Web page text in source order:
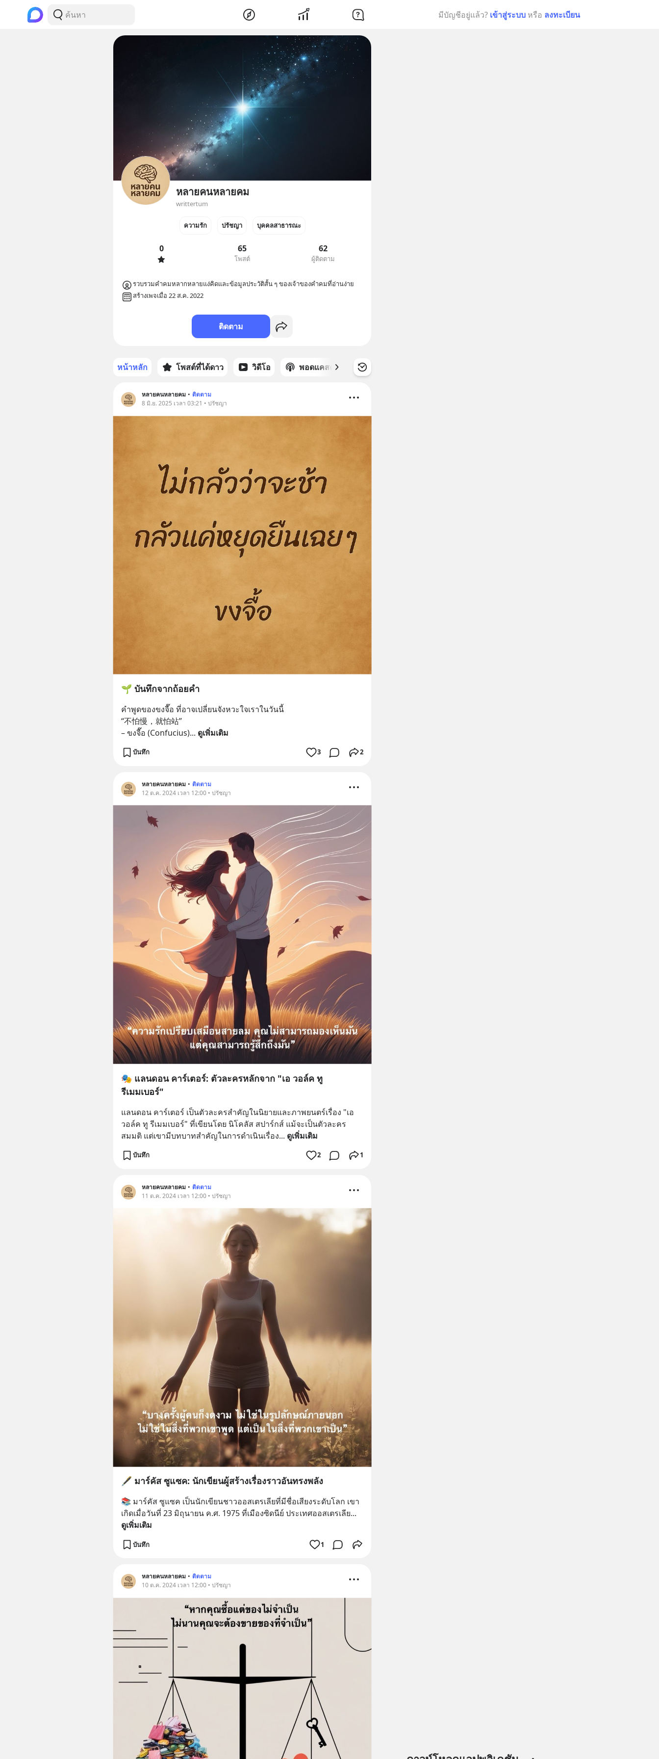
มีบัญชีอยู่แล้ว? เข้าสู่ระบบ หรือ ลงทะเบียน
หลายคนหลายคม
writtertum
ความรัก ปรัชญา บุคคลสาธารณะ
0 65
โพสต์
62
ผู้ติดตาม
รวบรวมคำคมหลากหลายแง่คิดและข้อมูลประวัติสั้น ๆ ของเจ้าของคำคมที่อ่านง่าย
สร้างเพจเมื่อ 22 ส.ค. 2022
ติดตาม
หน้าหลัก โพสต์ที่ได้ดาว วิดีโอ พอดแคสต์ ซีรีส์
หลายคนหลายคม • ติดตาม
8 มิ.ย. 2025 เวลา 03:21 • ปรัชญา
🌱 บันทึกจากถ้อยคำ
คำพูดของขงจื๊อ ที่อาจเปลี่ยนจังหวะใจเราในวันนี้
“不怕慢，就怕站”
– ขงจื๊อ (Confucius)... ดูเพิ่มเติม
บันทึก 3 2
หลายคนหลายคม • ติดตาม
12 ต.ค. 2024 เวลา 12:00 • ปรัชญา
🎭 แลนดอน คาร์เตอร์: ตัวละครหลักจาก "เอ วอล์ค ทู
รีเมมเบอร์"
แลนดอน คาร์เตอร์ เป็นตัวละครสำคัญในนิยายและภาพยนตร์เรื่อง "เอ
วอล์ค ทู รีเมมเบอร์" ที่เขียนโดย นิโคลัส สปาร์กส์ แม้จะเป็นตัวละคร
สมมติ แต่เขามีบทบาทสำคัญในการดำเนินเรื่อง... ดูเพิ่มเติม
บันทึก 2 1
หลายคนหลายคม • ติดตาม
11 ต.ค. 2024 เวลา 12:00 • ปรัชญา
🖋️ มาร์คัส ซูแซค: นักเขียนผู้สร้างเรื่องราวอันทรงพลัง
📚 มาร์คัส ซูแซค เป็นนักเขียนชาวออสเตรเลียที่มีชื่อเสียงระดับโลก เขา
เกิดเมื่อวันที่ 23 มิถุนายน ค.ศ. 1975 ที่เมืองซิดนีย์ ประเทศออสเตรเลีย...
ดูเพิ่มเติม
บันทึก 1
หลายคนหลายคม • ติดตาม
10 ต.ค. 2024 เวลา 12:00 • ปรัชญา